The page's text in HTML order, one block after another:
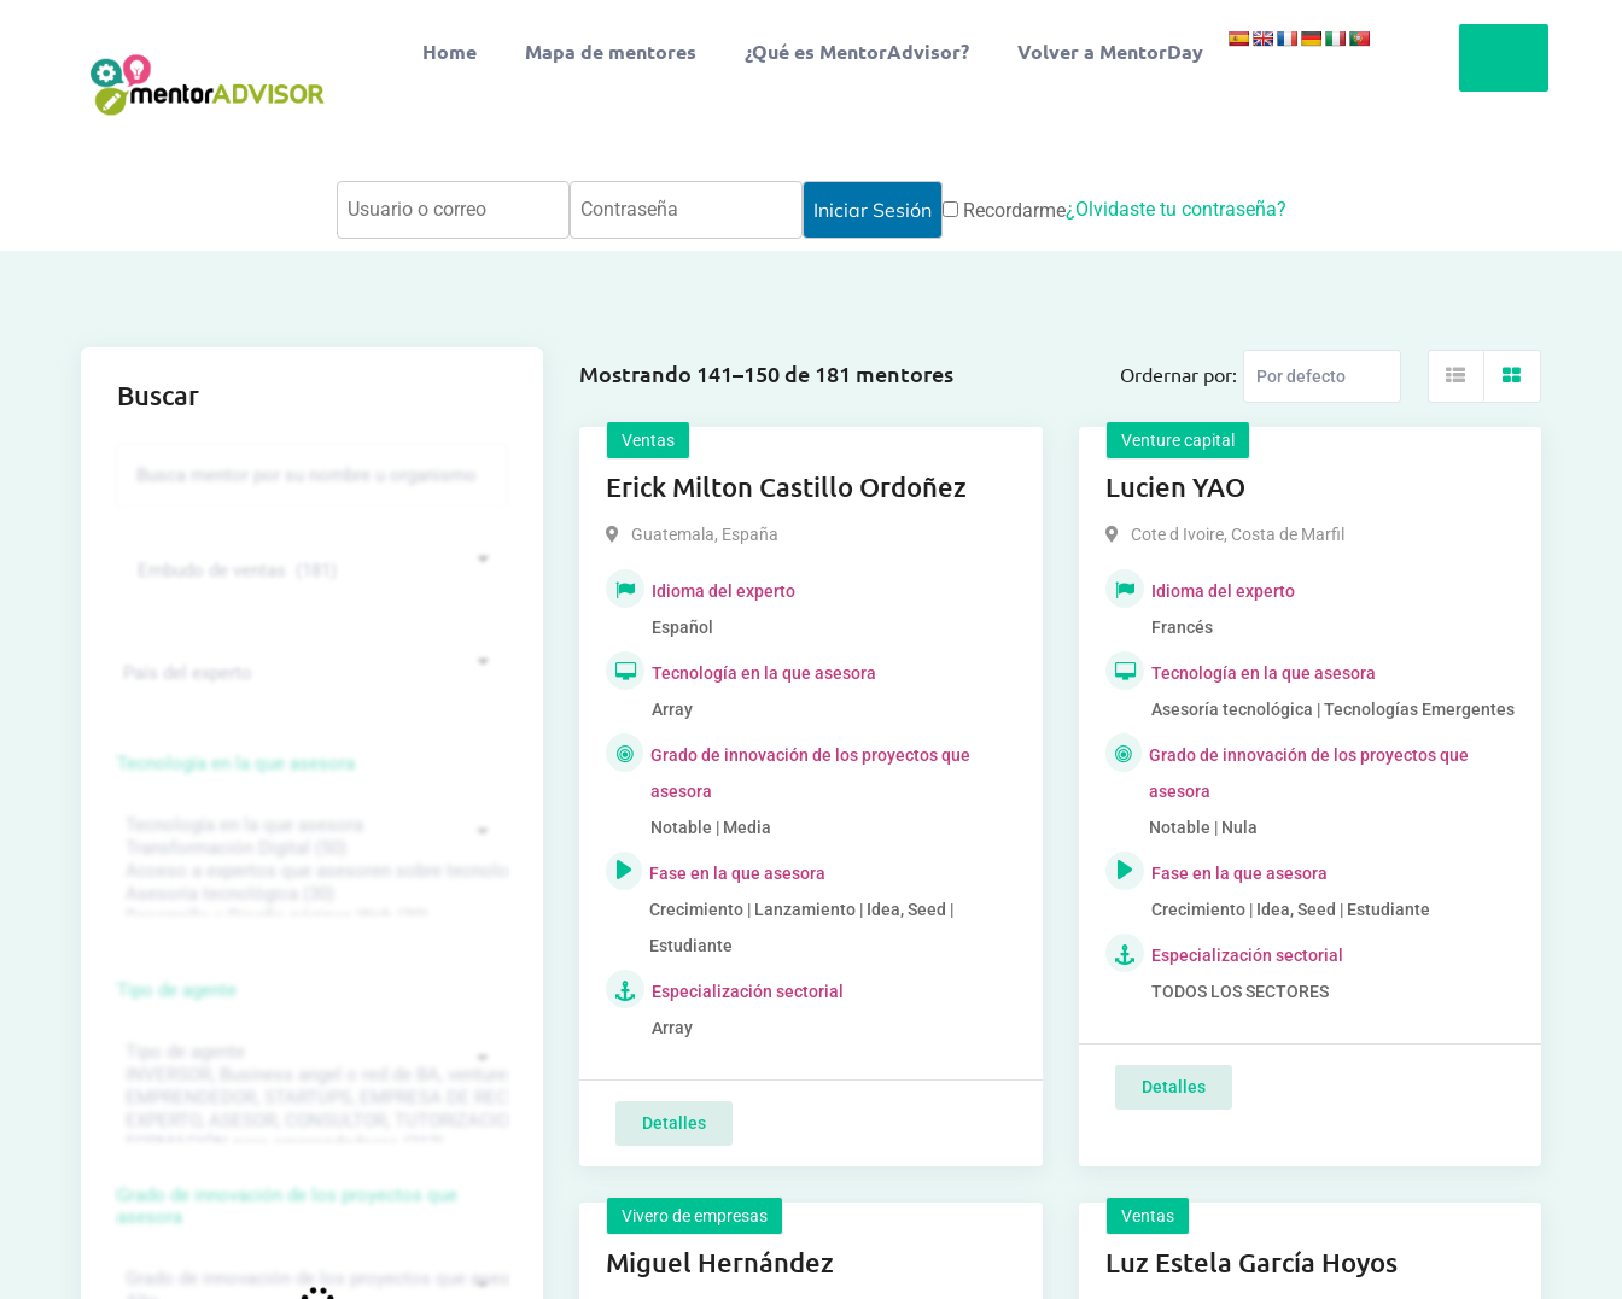
Home Mapa de mentores ¿Qué es MentorAdvisor? Volver a MentorDay
Recordarme¿Olvidaste tu contraseña?
Mostrando 141–150 de 181 mentores Ordernar por:
Ventas
Erick Milton Castillo Ordoñez
Guatemala, España
Idioma del experto
Español
Tecnología en la que asesora
Array
Grado de innovación de los proyectos que
asesora
Notable | Media
Fase en la que asesora
Crecimiento | Lanzamiento | Idea, Seed |
Estudiante
Especialización sectorial
Array
Detalles
Venture capital
Lucien YAO
Cote d Ivoire, Costa de Marfil
Idioma del experto
Francés
Tecnología en la que asesora
Asesoría tecnológica | Tecnologías Emergentes
Grado de innovación de los proyectos que
asesora
Notable | Nula
Fase en la que asesora
Crecimiento | Idea, Seed | Estudiante
Especialización sectorial
TODOS LOS SECTORES
Detalles
Vivero de empresas
Miguel Hernández
Ventas
Luz Estela García Hoyos
Buscar
Tecnología en la que asesora
Tipo de agente
Grado de innovación de los proyectos que
asesora